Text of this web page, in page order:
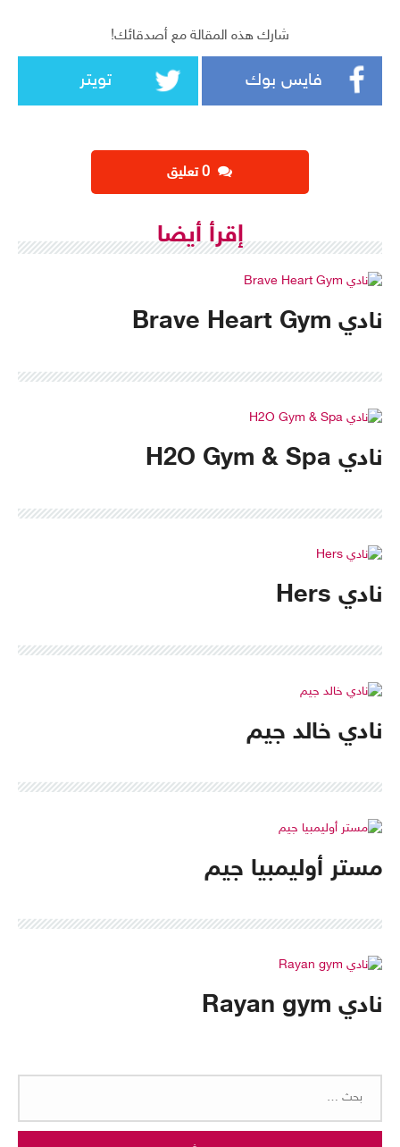
شارك هذه المقالة مع أصدقائك!
فايس بوك تويتر
إقرأ أيضا
نادي Brave Heart Gym
نادي H2O Gym & Spa
نادي Hers
نادي خالد جيم
مستر أوليمبيا جيم
نادي Rayan gym